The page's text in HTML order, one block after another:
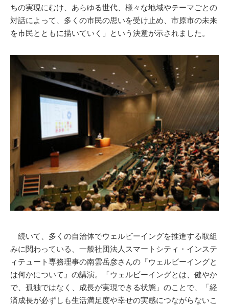
ちの実現にむけ、あらゆる世代、様々な地域やテーマごとの
対話によって、多くの市民の思いを受け止め、市原市の未来
を市民とともに描いていく」という決意が示されました。
続いて、多くの自治体でウェルビーイングを推進する取組
みに関わっている、一般社団法人スマートシティ・インステ
ィテュート専務理事の南雲岳彦さんの『ウェルビーイングと
は何かについて』の講演。「ウェルビーイングとは、健やか
で、孤独ではなく、成長が実現できる状態」のことで、「経
済成長が必ずしも生活満足度や幸せの実感につながらないこ